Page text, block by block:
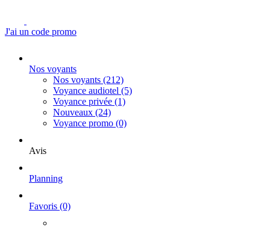
J'ai un code promo
Nos voyants
Nos voyants (212)
Voyance audiotel (5)
Voyance privée (1)
Nouveaux (24)
Voyance promo (0)
Avis
Planning
Favoris (0)